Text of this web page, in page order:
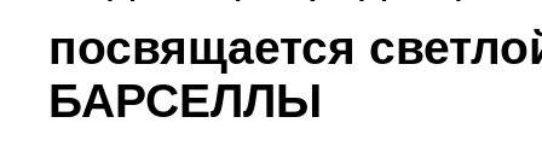
посвящается
БАРСЕЛЛЫ